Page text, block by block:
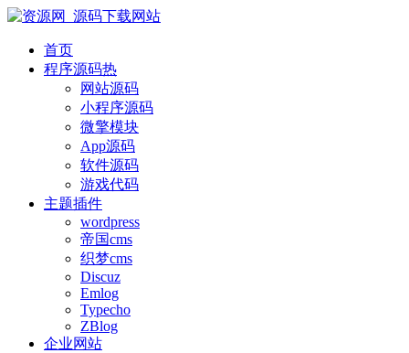
首页
程序源码热
网站源码
小程序源码
微擎模块
App源码
软件源码
游戏代码
主题插件
wordpress
帝国cms
织梦cms
Discuz
Emlog
Typecho
ZBlog
企业网站